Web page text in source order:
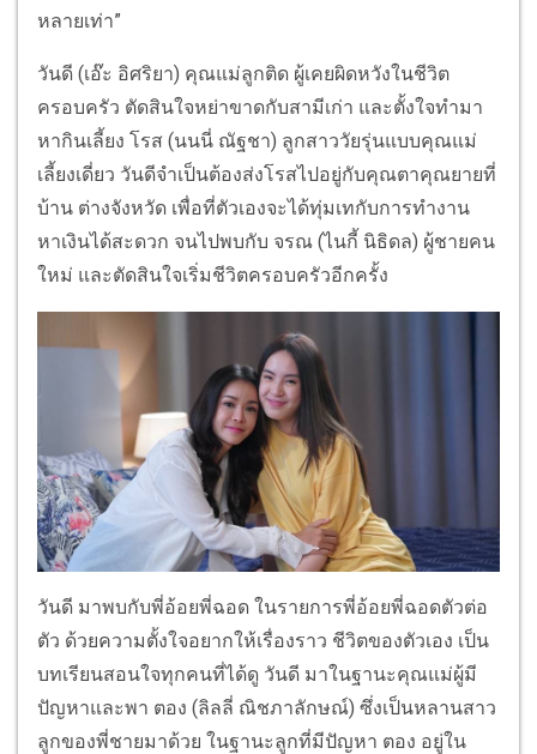
หลายเท่า”
วันดี (เอ๊ะ อิศริยา) คุณแม่ลูกติด ผู้เคยผิดหวังในชีวิต
ครอบครัว ตัดสินใจหย่าขาดกับสามีเก่า และตั้งใจทำมา
หากินเลี้ยง โรส (นนนี่ ณัฐชา) ลูกสาววัยรุ่นแบบคุณแม่
เลี้ยงเดี่ยว วันดีจำเป็นต้องส่งโรสไปอยู่กับคุณตาคุณยายที่
บ้าน ต่างจังหวัด เพื่อที่ตัวเองจะได้ทุ่มเทกับการทำงาน
หาเงินได้สะดวก จนไปพบกับ จรณ (ไนกี้ นิธิดล) ผู้ชายคน
ใหม่ และตัดสินใจเริ่มชีวิตครอบครัวอีกครั้ง
วันดี มาพบกับพี่อ้อยพี่ฉอด ในรายการพี่อ้อยพี่ฉอดตัวต่อ
ตัว ด้วยความตั้งใจอยากให้เรื่องราว ชีวิตของตัวเอง เป็น
บทเรียนสอนใจทุกคนที่ได้ดู วันดี มาในฐานะคุณแม่ผู้มี
ปัญหาและพา ตอง (ลิลลี่ ณิชภาลักษณ์) ซึ่งเป็นหลานสาว
ลูกของพี่ชายมาด้วย ในฐานะลูกที่มีปัญหา ตอง อยู่ใน